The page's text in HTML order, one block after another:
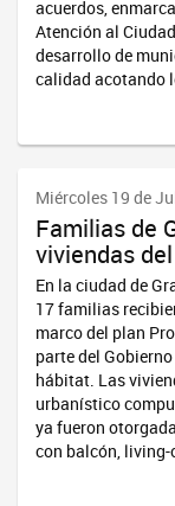
acuerdos,
Atención al
desarrollo de
calidad acotando
Miércoles 19 de
Familias de
viviendas
En la ciudad de
17 familias
marco del plan
parte del
hábitat. Las
urbanístico
ya fueron
con balcón, living-